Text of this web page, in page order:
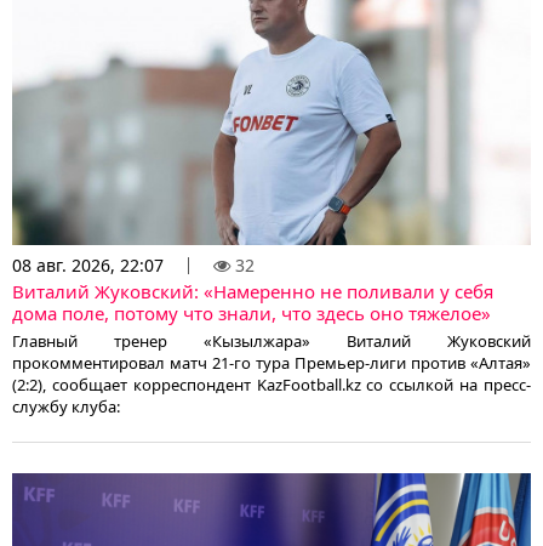
08 авг. 2026, 22:07 32
Виталий Жуковский: «Намеренно не поливали у себя
дома поле, потому что знали, что здесь оно тяжелое»
Главный тренер «Кызылжара» Виталий Жуковский
прокомментировал матч 21-го тура Премьер-лиги против «Алтая»
(2:2), сообщает корреспондент KazFootball.kz со ссылкой на пресс-
службу клуба: